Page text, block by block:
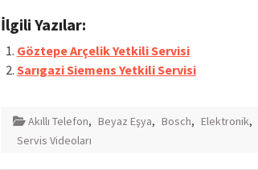
İlgili Yazılar:
Göztepe Arçelik Yetkili Servisi
Sarıgazi Siemens Yetkili Servisi
Akıllı Telefon, Beyaz Eşya, Bosch, Elektronik,
Servis Videoları